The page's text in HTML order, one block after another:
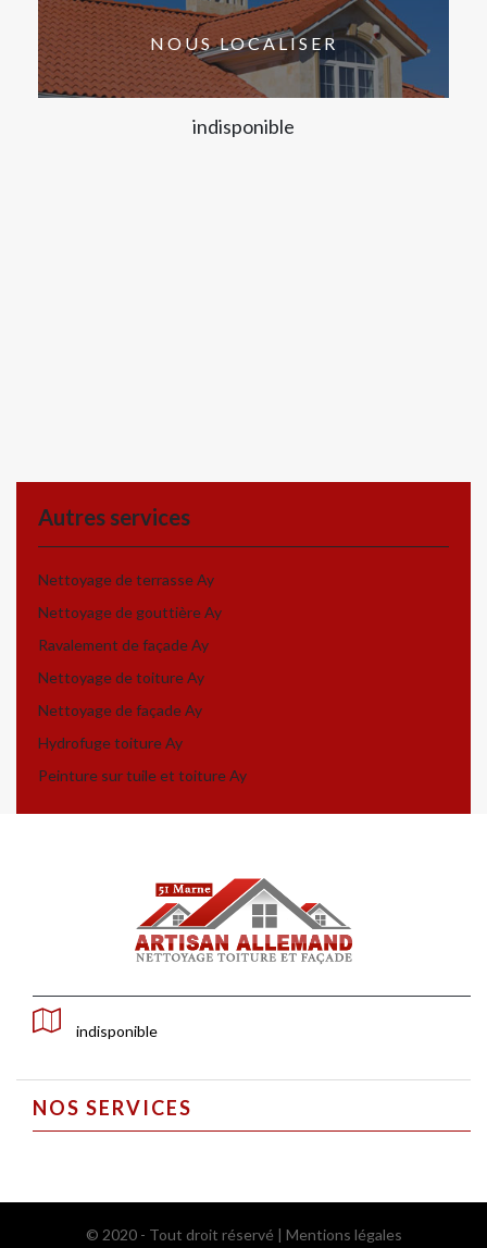
NOUS LOCALISER
indisponible
Autres services
Nettoyage de terrasse Ay
Nettoyage de gouttière Ay
Ravalement de façade Ay
Nettoyage de toiture Ay
Nettoyage de façade Ay
Hydrofuge toiture Ay
Peinture sur tuile et toiture Ay
indisponible
NOS SERVICES
© 2020 - Tout droit réservé | Mentions légales